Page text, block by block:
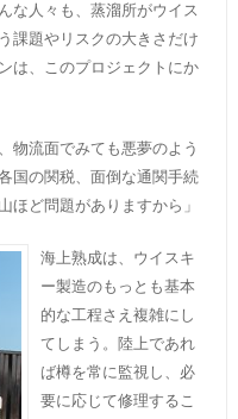
な人々も、蒸溜所がウイス
課題やリスクの大きさだけ
は、このプロジェクトにか
物流面でみても悪夢のよう
国の関税、面倒な通関手続
ほど問題がありますから」
海上熟成は、ウイスキ
ー製造のもっとも基本
的な工程さえ複雑にし
てしまう。陸上であれ
ば樽を常に監視し、必
要に応じて修理するこ